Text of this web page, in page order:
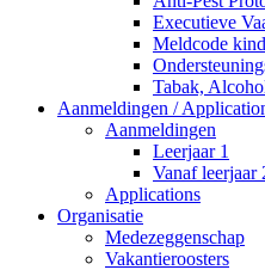
Executieve
Meldcode
Tabak,
Aanmeldingen /
Aanmeldingen
Leerjaar 1
Vanaf leerjaar
Applications
Organisatie
Medezeggenschap
Vakantieroosters